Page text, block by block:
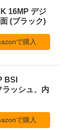
16MP デジ
(ブラック)
で購入
BSI
ッシュ、内
で購入